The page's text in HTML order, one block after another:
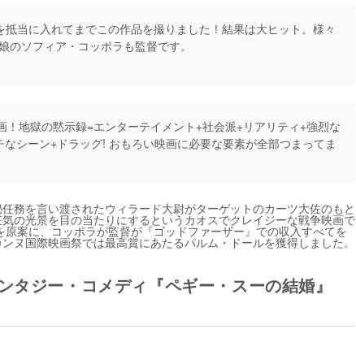
抵当に入れてまでこの作品を撮りました！結果は大ヒット。様々
のソフィア・コッポラも監督です。
！地獄の黙示録=エンターテイメント+社会派+リアリティ+強烈な
シーン+ドラッグ! おもろい映画に必要な要素が全部つまってま
務を言い渡されたウィラード大尉がターゲットのカーツ大佐のもと
の光景を目の当たりにするというカオスでクレイジーな戦争映画で
案に、コッポラが監督が『ゴッドファーザー』での収入すべてを
ヌ国際映画祭では最高賞にあたるパルム・ドールを獲得しました。
ジー・コメディ『ペギー・スーの結婚』